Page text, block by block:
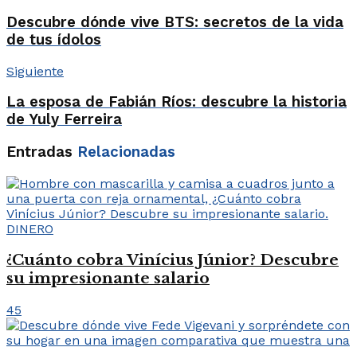
Descubre dónde vive BTS: secretos de la vida
de tus ídolos
Siguiente
La esposa de Fabián Ríos: descubre la historia
de Yuly Ferreira
Entradas Relacionadas
DINERO
¿Cuánto cobra Vinícius Júnior? Descubre
su impresionante salario
45